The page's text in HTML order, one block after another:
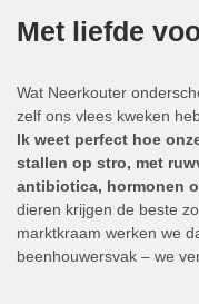
Met liefde
Wat Neerkouter
zelf ons vlees kweken
Ik weet perfect hoe
stallen op stro, met
antibiotica, hormonen
dieren krijgen de beste
marktkraam werken we
beenhouwersvak – we